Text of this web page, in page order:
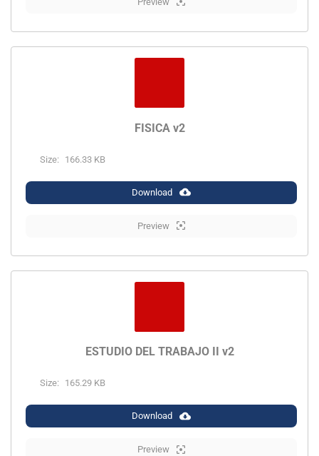
FISICA v2
Size: 166.33 KB
Download
Preview
ESTUDIO DEL TRABAJO II v2
Size: 165.29 KB
Download
Preview